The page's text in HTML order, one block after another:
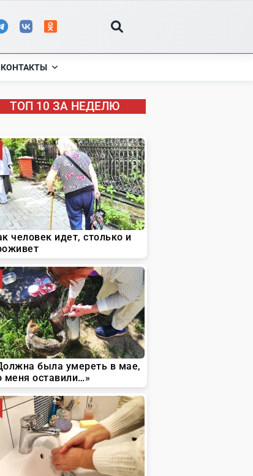
КОНТАКТЫ
ТОП 10 ЗА НЕДЕЛЮ